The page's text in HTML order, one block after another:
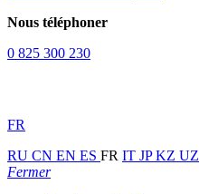
Nous téléphoner
0 825 300 230
FR
RU CN EN ES FR IT JPKZ UZ
Fermer